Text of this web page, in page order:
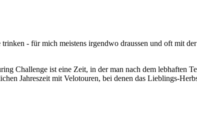
- für mich meistens irgendwo draussen und oft mit
Challenge ist eine Zeit, in der man nach dem lebhaften
Jahreszeit mit Velotouren, bei denen das Lieblings-